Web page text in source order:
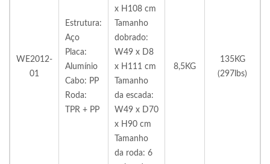
WE2012-
01
Estrutura:
Aço
Placa:
Alumínio
Cabo: PP
Roda:
TPR + PP
x H108 cm
Tamanho
dobrado:
W49 x D8
x H111 cm
Tamanho
da escada:
W49 x D70
x H90 cm
Tamanho
da roda: 6
8,5KG
135KG
(297lbs)